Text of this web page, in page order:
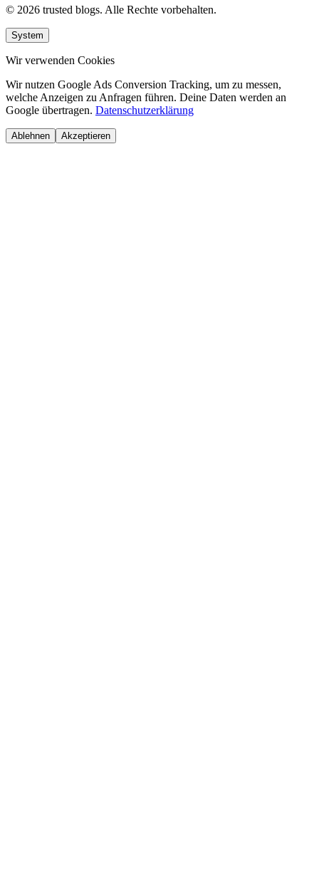
© 2026 trusted blogs. Alle Rechte vorbehalten.
System
Wir verwenden Cookies
Wir nutzen Google Ads Conversion Tracking, um zu messen,
welche Anzeigen zu Anfragen führen. Deine Daten werden an
Google übertragen. Datenschutzerklärung
Ablehnen Akzeptieren